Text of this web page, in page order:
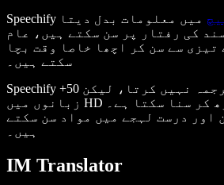
میں معلومات بدل دیتا
کی رفتار پر سن سکتے ہیں، عام
تیزی سے سن کر اچھا خاصا وقت بچا
سکتے ہیں۔
Speechify براہِ راست ترجمہ نہیں کرتا، لیکن 50+
زبانوں میں HD آوازوں کے ساتھ پڑھ کر سنا سکتا ہے۔
اور درست لہجے میں مواد سن سکتے
ہیں۔
IM Translator